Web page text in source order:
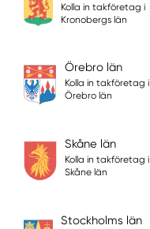
Kolla in takföretag i
Kronobergs län
Örebro län
Kolla in takföretag i
Örebro län
Skåne län
Kolla in takföretag i
Skåne län
Stockholms län